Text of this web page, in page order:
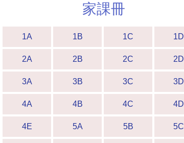
家課冊
1A 1B 1C 1D
2A 2B 2C 2D
3A 3B 3C 3D
4A 4B 4C 4D
4E 5A 5B 5C